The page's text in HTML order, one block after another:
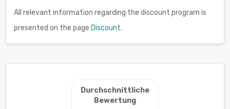
All relevant information regarding the discount program is
presented on the page Discount.
Durchschnittliche
Bewertung